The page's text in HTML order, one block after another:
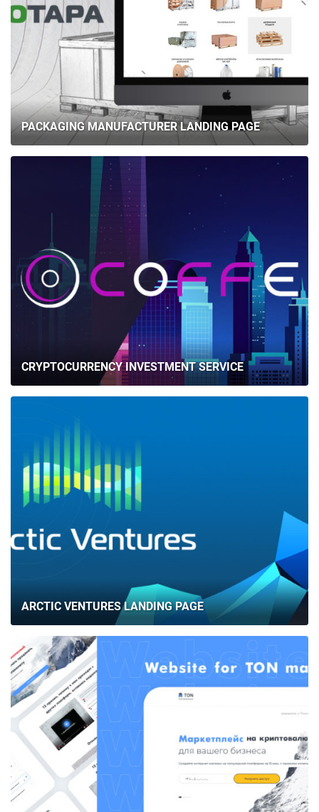
PACKAGING MANUFACTURER LANDING PAGE
CRYPTOCURRENCY INVESTMENT SERVICE
ARCTIC VENTURES LANDING PAGE